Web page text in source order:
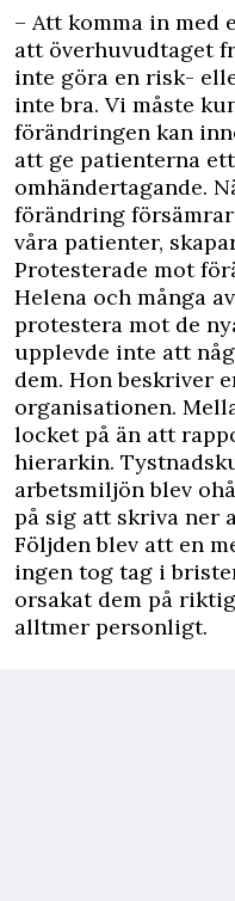
– Att komma in
att överhuvudtaget
inte göra en risk-
inte bra. Vi måste
förändringen kan
att ge patienterna
omhändertagande.
förändring
våra patienter,
Protesterade mot
Helena och många
protestera mot de
upplevde inte att
dem. Hon beskriver
organisationen.
locket på än att
hierarkin.
arbetsmiljön blev
på sig att skriva ner
Följden blev att en
ingen tog tag i
orsakat dem på
alltmer personligt.